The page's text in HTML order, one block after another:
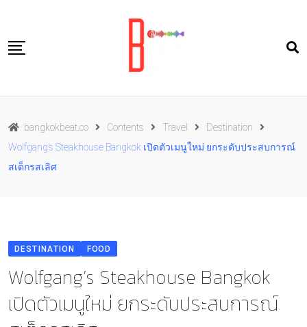
content
Food
Culture
bangkokbeat.co Contents Travel
Destination
Wolfgang’s Steakhouse Bangkok เปิดตัวเมนูใหม่ ยกระดับประสบการณ์
สเต็กรสเลิศ
DESTINATION FOOD
Wolfgang’s Steakhouse Bangkok
เปิดตัวเมนูใหม่ ยกระดับประสบการณ์